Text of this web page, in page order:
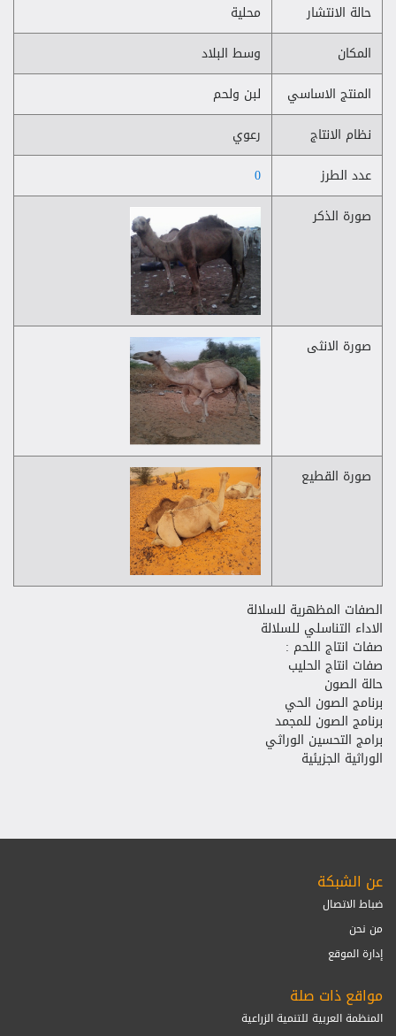
حالة الانتشار
محلية
المكان
وسط البلاد
المنتج الاساسي
لبن ولحم
نظام الانتاج
رعوي
عدد الطرز
0
صورة الذكر
صورة الانثى
صورة القطيع
الصفات المظهرية للسلالة
الاداء التناسلي للسلالة
صفات انتاج اللحم :
صفات انتاج الحليب
حالة الصون
برنامج الصون الحي
برنامج الصون للمجمد
برامج التحسين الوراثي
الوراثية الجزيئية
عن الشبكة
ضباط الاتصال
من نحن
إدارة الموقع
مواقع ذات صلة
المنظمة العربية للتنمية الزراعية